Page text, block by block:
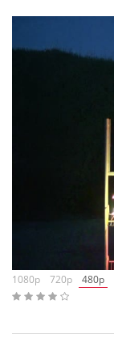
1080p
720p 480p